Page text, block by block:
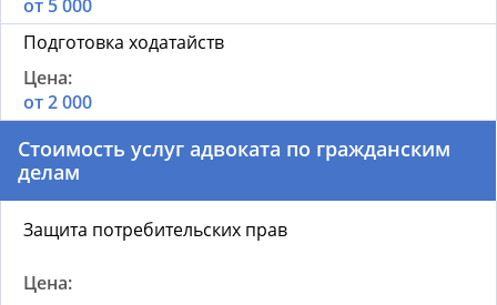
от 5 000
Подготовка ходатайств
от 2 000
Стоимость услуг адвоката по гражданским
делам
Защита потребительских прав